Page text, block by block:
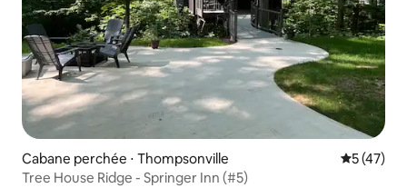
Cabane perchée ⋅ Thompsonville
5 (47)
Tree House Ridge - Springer Inn (#5)